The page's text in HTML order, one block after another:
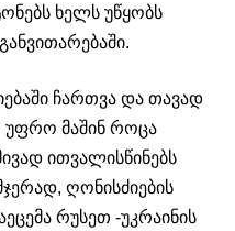
ხელს უწყობს
ჩართვა და თავად
უფრო მაშინ როცა
ითვალისწინებს
ღონისძიების
რუსეთ -უკრაინის